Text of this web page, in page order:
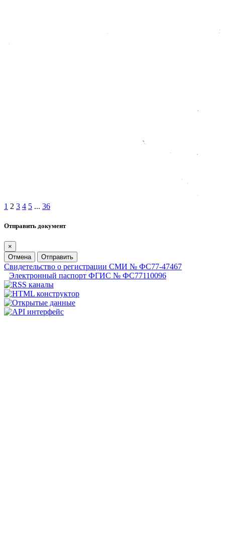
1 2 3 4 5 ... 36
Отправить документ
×
Отмена
Отправить
Свидетельство о регистрации СМИ № ФС77-47467
Электронный паспорт ФГИС № ФС77110096